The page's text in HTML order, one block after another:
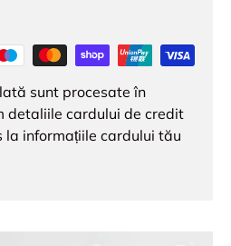
sunt procesate în
detaliile cardului de credit
la informațiile cardului tău